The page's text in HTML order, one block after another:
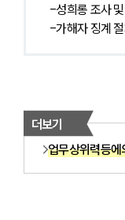
-성희롱 조사
-가해자 징계
더보기
업무상위력등